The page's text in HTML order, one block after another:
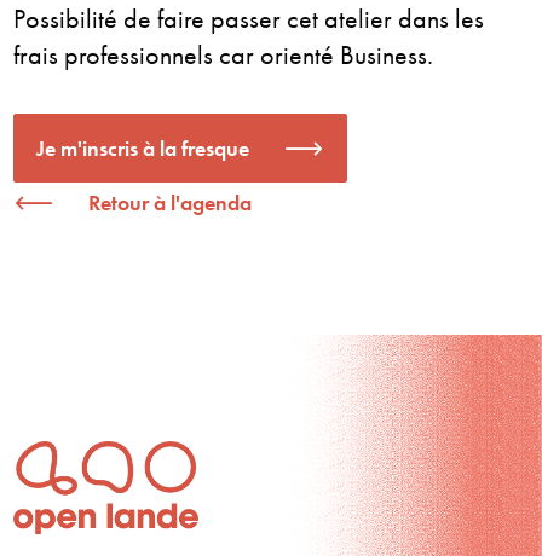
Possibilité de faire passer cet atelier dans les
frais professionnels car orienté Business.
Je m'inscris à la fresque
Retour à l'agenda